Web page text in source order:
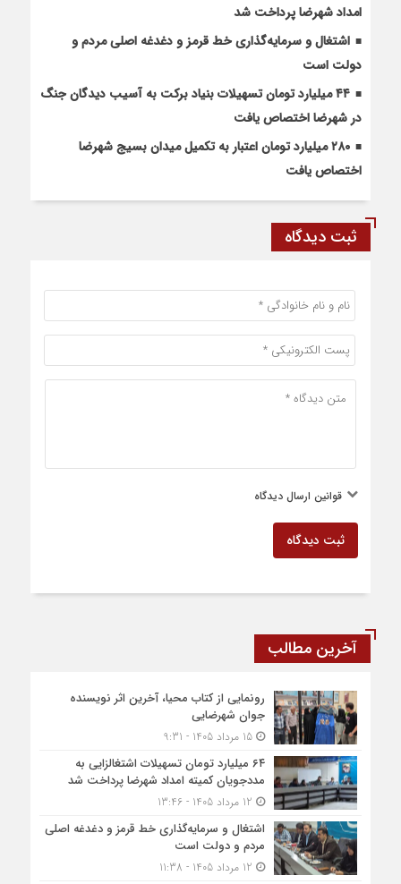
امداد شهرضا پرداخت شد
اشتغال و سرمایه‌گذاری خط قرمز و دغدغه اصلی مردم و
دولت است
۴۴ میلیارد تومان تسهیلات بنیاد برکت به آسیب دیدگان جنگ
در شهرضا اختصاص یافت
۲۸۰ میلیارد تومان اعتبار به تکمیل میدان بسیج شهرضا
اختصاص یافت
ثبت دیدگاه
قوانین ارسال دیدگاه
ثبت دیدگاه
آخرین مطالب
رونمایی از کتاب محیا، آخرین اثر نویسنده
جوان شهرضایی
15 مرداد 1405 - 9:31
۶۴ میلیارد تومان تسهیلات اشتغالزایی به
مددجویان کمیته امداد شهرضا پرداخت شد
اشتغال و سرمایه‌گذاری خط قرمز و دغدغه اصلی
مردم و دولت است